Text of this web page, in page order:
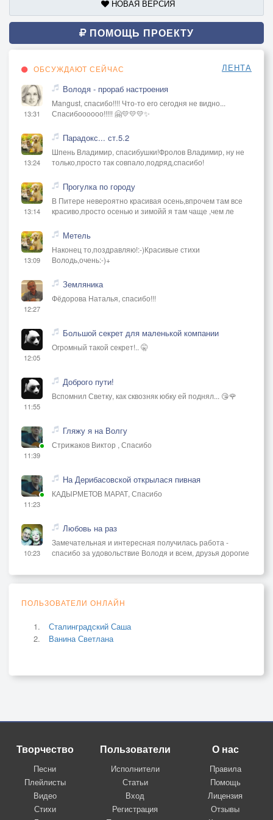
НОВАЯ ВЕРСИЯ
ПОМОЩЬ ПРОЕКТУ
ОБСУЖДАЮТ СЕЙЧАС ЛЕНТА
13:31
Володя - прораб настроения
Mangust, спасибо!!!! Что-то его сегодня не видно...
Спасибоооооо!!!!! 🤗💛💛💛✨
13:24
Парадокс... ст.5.2
Шпень Владимир, спасибушки!Фролов Владимир, ну не
только,просто так совпало,подряд,спасибо!
13:14
Прогулка по городу
В Питере невероятно красивая осень,впрочем там все
красиво,просто осенью и зимойй я там чаще ,чем ле
13:09
Метель
Наконец то,поздравляю!:-)Красивые стихи
Володь,очень:-)+
12:27
Земляника
Фёдорова Наталья, спасибо!!!
12:05
Большой секрет для маленькой компании
Огромный такой секрет!.. 🤫
11:55
Доброго пути!
Вспомнил Светку, как сквозняк юбку ей поднял... 😘🌹
11:39
Гляжу я на Волгу
Стрижаков Виктор , Спасибо
11:23
На Дерибасовской открылася пивная
КАДЫРМЕТОВ МАРАТ, Спасибо
10:23
Любовь на раз
Замечательная и интересная получилась работа -
спасибо за удовольствие Володя и всем, друзья дорогие
ПОЛЬЗОВАТЕЛИ ОНЛАЙН
Сталинградский Саша
Ванина Светлана
Творчество
Песни
Плейлисты
Видео
Стихи
Пользователи
Исполнители
Статьи
Вход
Регистрация
О нас
Правила
Помощь
Лицензия
Отзывы